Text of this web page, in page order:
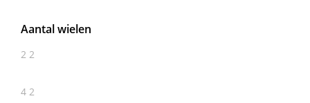
Aantal wielen
2 2
4 2